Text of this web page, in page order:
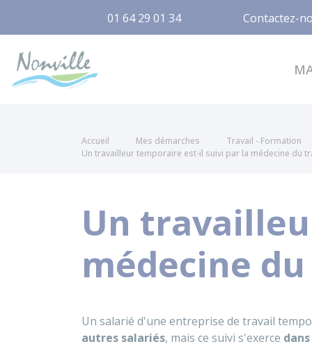
01 64 29 01 34 Contactez-
Accueil Mes démarches Travail - Formation
Un travailleur temporaire est-il suivi par la médecine du
Un
médecine
Un salarié d'une entreprise de travail
autres salariés, mais ce suivi s'exerce